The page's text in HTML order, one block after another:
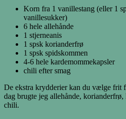
Korn fra 1 vanillestang (eller 1
vanillesukker)
6 hele allehånde
1 stjerneanis
1 spsk korianderfrø
1 spsk spidskommen
4-6 hele kardemommekapsler
chili efter smag
De ekstra krydderier kan du vælge frit
dag brugte jeg allehånde,
chili.